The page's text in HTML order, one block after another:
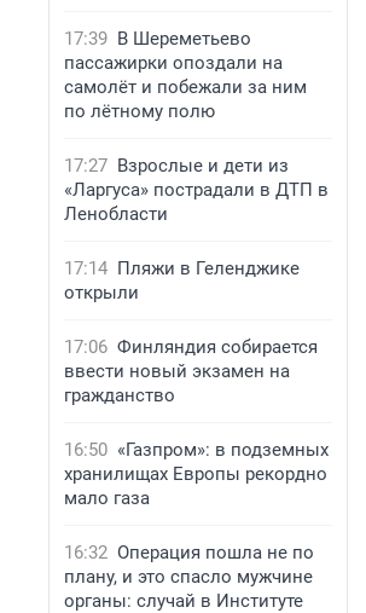
17:39 В Шереметьево
пассажирки опоздали на
самолёт и побежали за ним
по лётному полю
17:27 Взрослые и дети из
«Ларгуса» пострадали в ДТП в
Ленобласти
17:14 Пляжи в Геленджике
открыли
17:06 Финляндия собирается
ввести новый экзамен на
гражданство
16:50 «Газпром»: в подземных
хранилищах Европы рекордно
мало газа
16:32 Операция пошла не по
плану, и это спасло мужчине
органы: случай в Институте